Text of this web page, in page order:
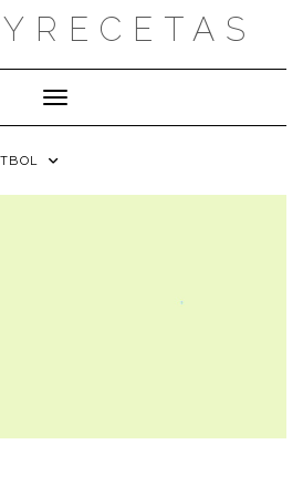
Cambiar modo de navegación